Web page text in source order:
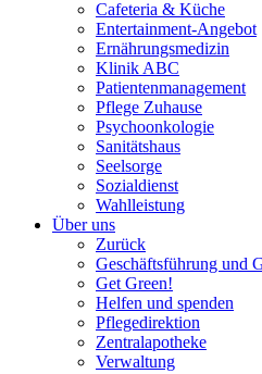
Cafeteria & Küche
Entertainment-Angebot
Ernährungsmedizin
Klinik ABC
Patientenmanagement
Pflege Zuhause
Psychoonkologie
Sanitätshaus
Seelsorge
Sozialdienst
Wahlleistung
Über uns
Zurück
Geschäftsführung und
Get Green!
Helfen und spenden
Pflegedirektion
Zentralapotheke
Verwaltung